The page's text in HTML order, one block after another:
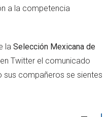
a la competencia
la Selección Mexicana de
Twitter el comunicado
compañeros se sientes